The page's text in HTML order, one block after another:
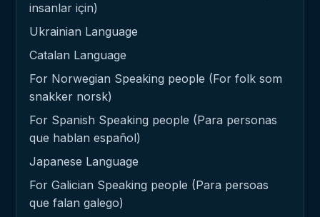
insanlar için)
Ukrainian Language
Catalan Language
For Norwegian Speaking people (For folk som
snakker norsk)
For Spanish Speaking people (Para personas
que hablan español)
Japanese Language
For Galician Speaking people (Para persoas
que falan galego)